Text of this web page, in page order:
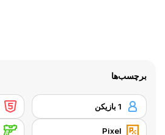
برچسب‌ها
1 بازیکن
Pixel